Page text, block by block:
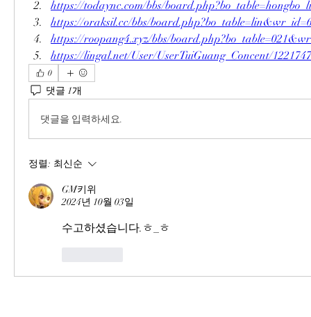
https://todaync.com/bbs/
https://oraksil.cc/bbs/
https://roopang4.xyz/bbs/
https://lingal.net/User/UserTuiGuang_Concent/1221747
0
댓글 1개
댓글을 입력하세요.
정렬: 최신순
GM키위
2024년 10월 03일
수고하셨습니다.ㅎ_ㅎ